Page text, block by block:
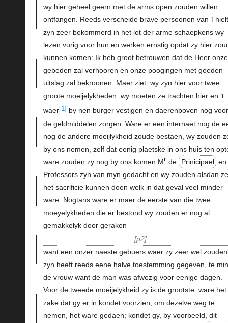
wy hier geheel geern met de arms open zouden willen
ontfangen. Reeds verscheide brave persoonen van Thielt
zyn zeer bekommerd in het lot der arme schaepkens wy
lezen vurig voor hun en werken ernstig opdat zy hier
kunnen komen: Ik heb groot betrouwen dat de Heer onze
gebeden zal verhooren en onze poogingen met goeden
uitslag zal bekroonen. Maer ziet: wy zyn hier voor twee
groote moeijelykheden: wy moeten ze trachten hier en ‘t
waer[1] by nen burger vestigen en daerenboven nog voor
de geldmiddelen zorgen. Ware er een internaet nog de
nog de andere moeijlykheid zoude bestaen, wy zouden
by ons nemen, zelf dat eenig plaetske in ons huis ten
ware zouden zy nog by ons komen Mr de Prinicipael en
Professors zyn van myn gedacht en wy zouden alsdan
het sacrificie kunnen doen welk in dat geval veel minder
ware. Nogtans ware er maer de eerste van die twee
moeyelykheden die er bestond wy zouden er nog al
gemakkelyk door geraken
p2
want een onzer naeste gebuers waer zy zeer wel zouden
zyn heeft reeds eene halve toestemming gegeven, te
de vrouw want de man was afwezig voor eenige dagen.
Voor de tweede moeijelykheid zy is de grootste: ware het
zake dat gy er in kondet voorzien, om dezelve weg te
nemen, het ware gedaen; kondet gy, by voorbeeld, dit